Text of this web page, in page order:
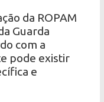
da ROPAM
Guarda
com a
pode existir
e